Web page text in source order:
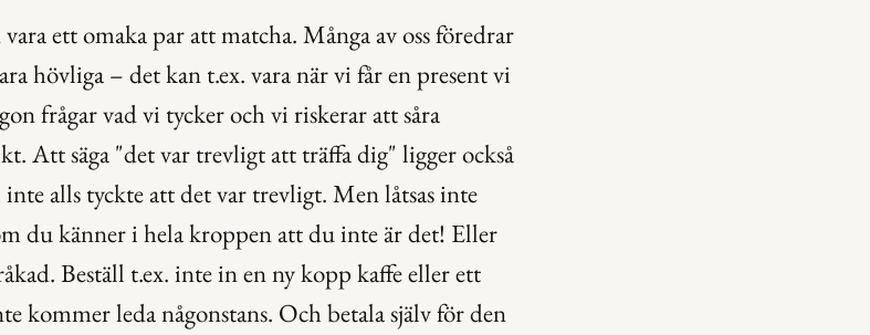
ett omaka par att matcha. Många av oss föredrar
hövliga – det kan t.ex. vara när vi får en present vi
frågar vad vi tycker och vi riskerar att såra
Att säga "det var trevligt att träffa dig" ligger också
alls tyckte att det var trevligt. Men låtsas inte
du känner i hela kroppen att du inte är det! Eller
Beställ t.ex. inte in en ny kopp kaffe eller ett
kommer leda någonstans. Och betala själv för den